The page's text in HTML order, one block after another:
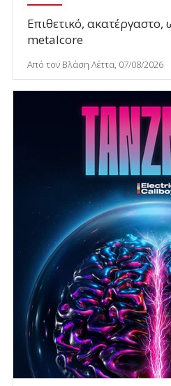
Επιθετικό, ακατέργαστο,
metalcore
Από τον Βλάση Λέττα, 07/08/2026